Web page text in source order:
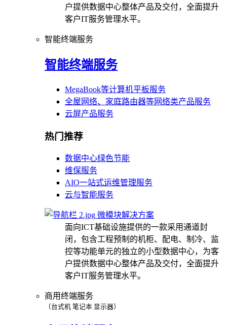
户提供数据中心整体产品及交付，全面提升
客户IT服务管理水平。
智能终端服务
智能终端服务
MegaBook等计算机平板服务
全屋网络、家庭路由器等网络类产品服务
云屏产品服务
热门推荐
数据中心绿色节能
维保服务
AIO一站式运维管理服务
云与智能服务
微模块解决方案
面向ICT基础设施提供的一款采用通道封
闭，包含工程预制的机柜、配电、制冷、监
控等功能单元的独立的小型数据中心，为客
户提供数据中心整体产品及交付，全面提升
客户IT服务管理水平。
商用终端服务
（台式机 笔记本 显示器）